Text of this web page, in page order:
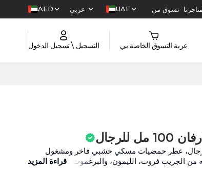
متاجرنا تسوق من UAE عربي AED
عربة التسوق الخاصة بي التسجيل \ تسجيل الدخول
بور هوم أو دو بارفان 100 مل للرجال، عطر حمضيات مسكي خشبي فاخر ومشغول
من الجريب فروت، الليمون، والبرغموت.
قراءة المزيد